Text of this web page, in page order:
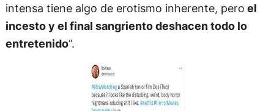
intensa tiene algo de erotismo inherente, pero el
incesto y el final sangriento deshacen todo lo
entretenido”.